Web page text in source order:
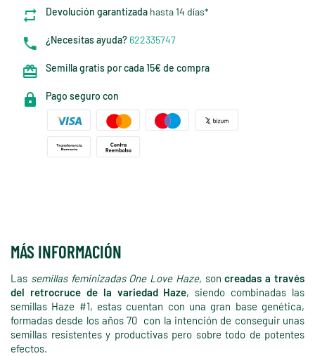
Devolución garantizada hasta 14 días*
¿Necesitas ayuda?622335747
Semilla gratis por cada 15€ de compra
Pago seguro con
MÁS INFORMACIÓN
Las semillas feminizadas One Love Haze, soncreadas a través
del retrocruce de la variedad Haze, siendo combinadas las
semillas Haze #1, estas cuentan con una gran base genética,
formadas desde los años 70 con la intención de conseguir unas
semillas resistentes y productivas pero sobre todo de potentes
efectos.